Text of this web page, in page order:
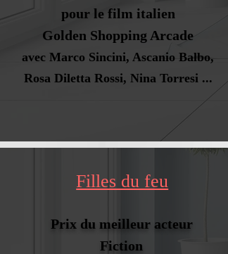
pour le film italien
Golden Shopping Arcade
avec Marco Sincini, Ascanio Balbo,
Rosa Diletta Rossi, Nina Torresi...
Filles du feu
Prix du meilleur acteur
Fiction